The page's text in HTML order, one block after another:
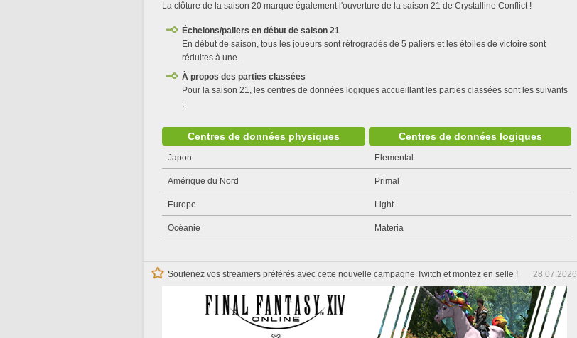
La clôture de la saison 20 marque également l'ouverture de la saison 21 de Crystalline Conflict !
Échelons/paliers en début de saison 21
En début de saison, tous les joueurs sont rétrogradés de 5 paliers et les étoiles de victoire sont
réduites à une.
À propos des parties classées
Pour la saison 21, les centres de données logiques accueillant les parties classées sont les suivants
:
Centres de données physiques Centres de données logiques
Japon Elemental
Amérique du Nord Primal
Europe Light
Océanie Materia
Soutenez vos streamers préférés avec cette nouvelle campagne Twitch et montez en selle ! 28.07.2026